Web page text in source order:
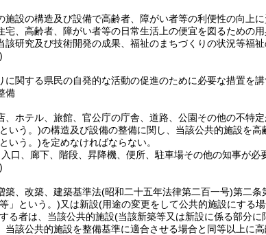
施設の構造及び設備で高齢者、障がい者等の利便性の向上
宅、高齢者、障がい者等の日常生活上の便宜を図るための
研究及び技術開発の成果、福祉のまちづくりの状況等福
に関する県民の自発的な活動の促進のために必要な措置を講
備
、ホテル、旅館、官公庁の庁舎、道路、公園その他の不特
いう。)の構造及び設備の整備に関し、当該公共的施設を
いう。)を定めなければならない。
口、廊下、階段、昇降機、便所、駐車場その他の知事が必
築、改築、建築基準法(昭和二十五年法律第二百一号)第二条
」という。)又は新設(用途の変更をして公共的施設にする
る者は、当該公共的施設(当該新築等又は新設に係る部分
当該公共的施設を整備基準に適合させる場合と同等以上に